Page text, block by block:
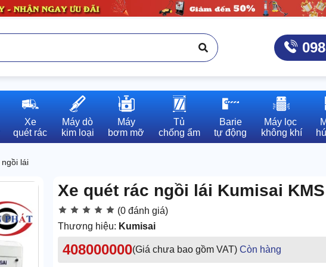
Xe
quét rác
Máy dò
kim loại
Máy
bơm mỡ
Tủ
chống ẩm
Barie
tự động
Máy lọc
không khí
lái
Xe quét rác ngồi lái Kumisai
(0 đánh giá)
Thương hiệu: Kumisai
408000000(Giá chưa bao gồm VAT) Còn hàng